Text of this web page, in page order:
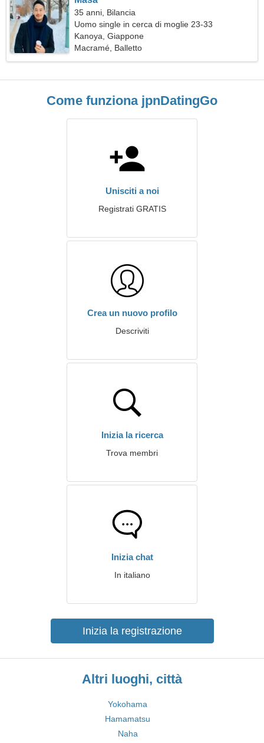
35 anni, Bilancia
Uomo single in cerca di moglie 23-33
Kanoya, Giappone
Macramé, Balletto
Come funziona jpnDatingGo
Unisciti a noi
Registrati GRATIS
Crea un nuovo profilo
Descriviti
Inizia la ricerca
Trova membri
Inizia chat
In italiano
Inizia la registrazione
Altri luoghi, città
Yokohama
Hamamatsu
Naha